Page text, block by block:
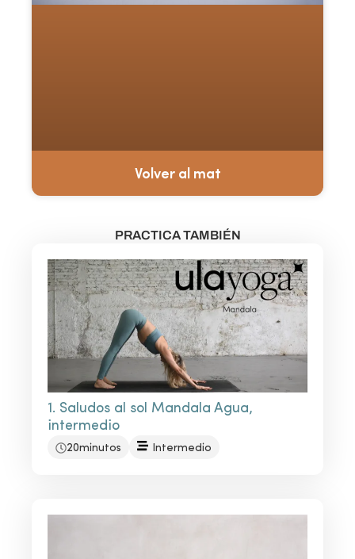
Volver al mat
PRACTICA TAMBIÉN
1. Saludos al sol Mandala Agua,
intermedio
20minutos Intermedio